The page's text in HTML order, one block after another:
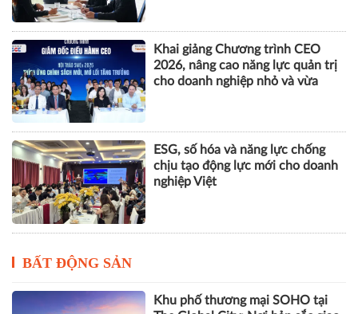
Khai giảng Chương trình CEO
2026, nâng cao năng lực quản trị
cho doanh nghiệp nhỏ và vừa
ESG, số hóa và năng lực chống
chịu tạo động lực mới cho doanh
nghiệp Việt
BẤT ĐỘNG SẢN
Khu phố thương mại SOHO tại